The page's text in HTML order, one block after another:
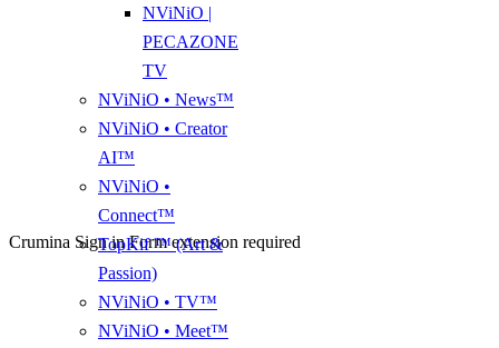
Crumina Sign in Form extension required
NViNiO |
PECAZONE
TV
NViNiO • News™
NViNiO • Creator
AI™
NViNiO •
Connect™
TopKif ™ (Art &
Passion)
NViNiO • TV™
NViNiO • Meet™